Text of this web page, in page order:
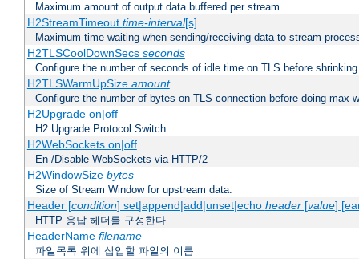
Maximum amount of output data buffered per stream.
H2StreamTimeout time-interval[s]
Maximum time waiting when sending/receiving data to stream
H2TLSCoolDownSecs seconds
Configure the number of seconds of idle time on TLS before
H2TLSWarmUpSize amount
Configure the number of bytes on TLS connection before doing max
H2Upgrade on|off
H2 Upgrade Protocol Switch
H2WebSockets on|off
En-/Disable WebSockets via HTTP/2
H2WindowSize bytes
Size of Stream Window for upstream data.
Header [condition] set|append|add|unset|echo header[value]
HTTP 응답 헤더를 구성한다
HeaderName filename
파일목록 위에 삽입할 파일의 이름